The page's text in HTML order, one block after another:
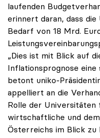
laufenden
erinnert daran, dass
Bedarf von 18 Mrd.
„Dies ist mit Blick auf
Inflationsprognose eine
betont uniko-
appelliert an die
Rolle der Universitäten
wirtschaftliche und
Österreichs im Blick zu